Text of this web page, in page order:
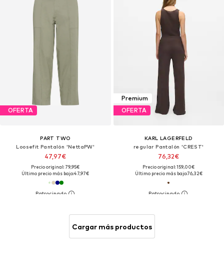
OFERTA
PART TWO
Loosefit Pantalón 'NettaPW'
47,97€
Precio original: 79,95€
Último precio más bajo:47,97€
Premium
OFERTA
KARL LAGERFELD
regular Pantalón 'CREST'
76,32€
Precio original: 159,00€
Último precio más bajo:76,32€
Cargar más productos